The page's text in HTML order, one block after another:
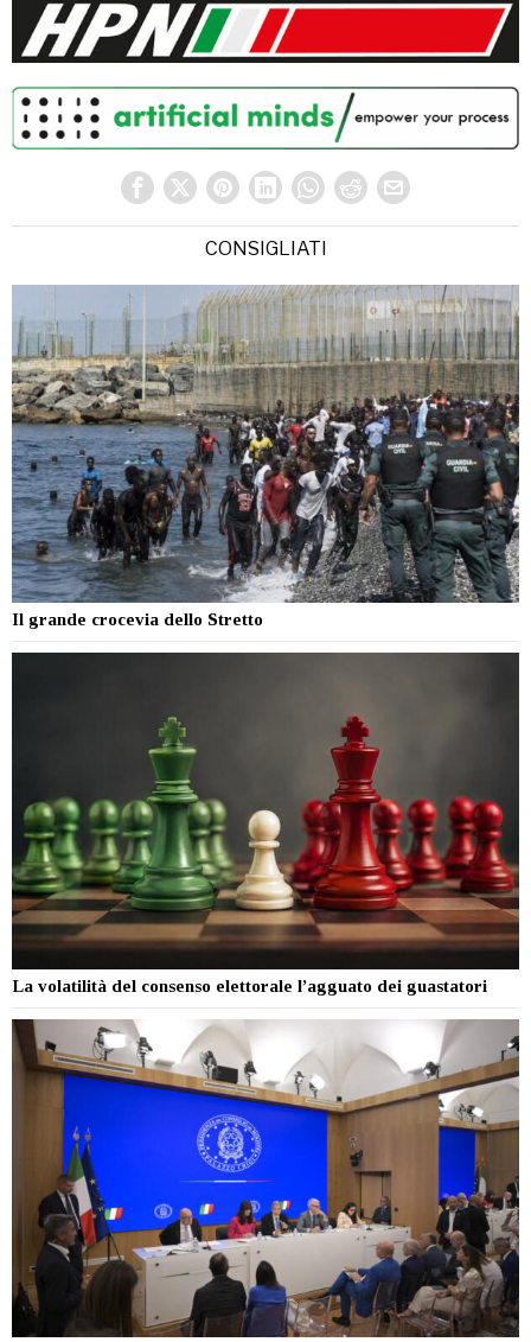
CONSIGLIATI
Il grande crocevia dello Stretto
La volatilità del consenso elettorale l’agguato dei guastatori